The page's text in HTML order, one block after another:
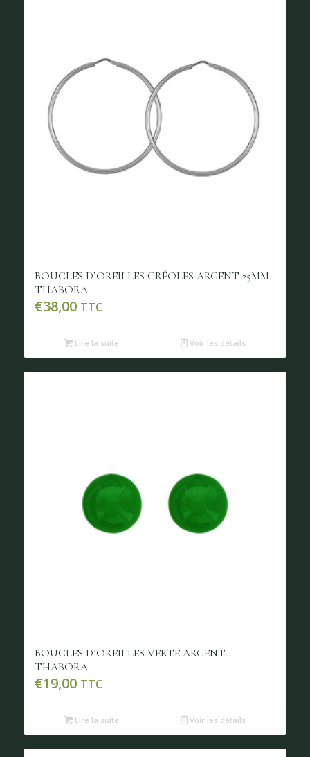
BOUCLES D’OREILLES CRÉOLES ARGENT 25MM
THABORA
€38,00 TTC
Lire la suite Voir les détails
BOUCLES D’OREILLES VERTE ARGENT
THABORA
€19,00 TTC
Lire la suite Voir les détails